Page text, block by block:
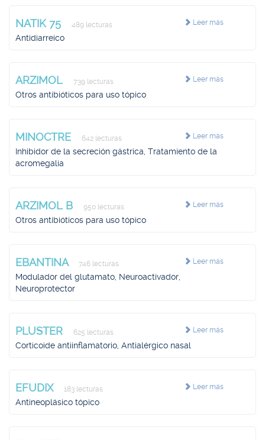
Leer más
NATIK 75 489 lecturas
Antidiarreico
Leer más
ARZIMOL 739 lecturas
Otros antibióticos para uso tópico
Leer más
MINOCTRE 642 lecturas
Inhibidor de la secreción gástrica, Tratamiento de la
acromegalia
Leer más
ARZIMOL B 950 lecturas
Otros antibióticos para uso tópico
Leer más
EBANTINA 746 lecturas
Modulador del glutamato, Neuroactivador,
Neuroprotector
Leer más
PLUSTER 625 lecturas
Corticoide antiinflamatorio, Antialérgico nasal
Leer más
EFUDIX 183 lecturas
Antineoplásico tópico